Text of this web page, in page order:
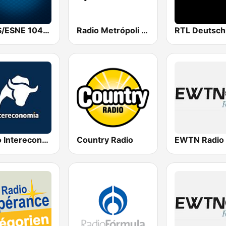
KURS/ESNE 1040 AM - El Sembrador Radio Catolica Radio Metrópoli 1150 AM
Radio Intereconomía Country Radio